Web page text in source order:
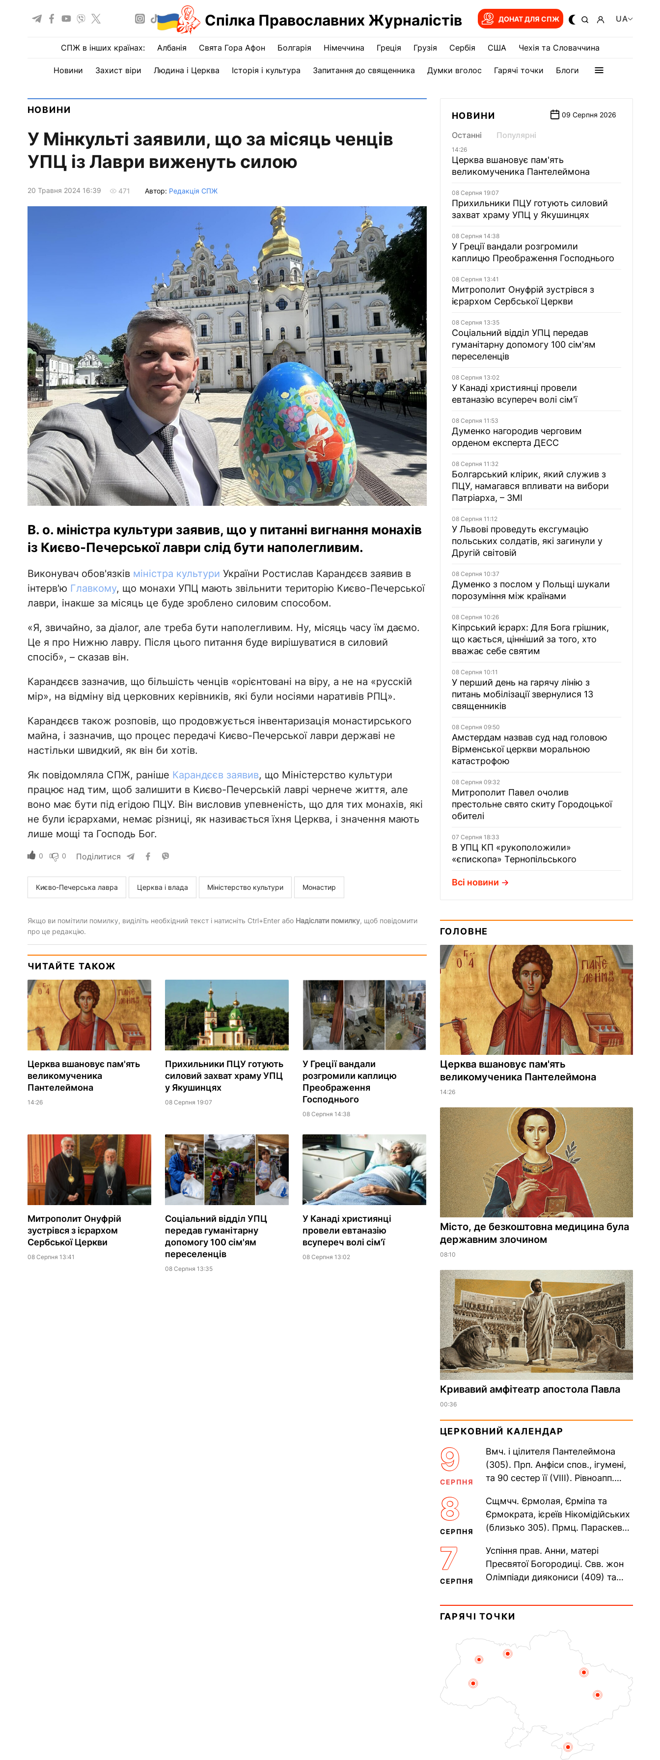
Спілка Православних Журналістів ДОНАТ ДЛЯ СПЖ UA
СПЖ в інших країнах: Албанія Свята Гора Афон Болгарія Німеччина Греція Грузія Сербія США Чехія та Словаччина
Новини Захист віри Людина і Церква Історія і культура Запитання до священника Думки вголос Гарячі точки Блоги
НОВИНИ
У Мінкульті заявили, що за місяць ченців
УПЦ із Лаври виженуть силою
20 Травня 2024 16:39 471 Автор: Редакція СПЖ
В. о. міністра культури заявив, що у питанні вигнання монахів
із Києво-Печерської лаври слід бути наполегливим.
Виконувач обов'язків міністра культури України Ростислав Карандєєв заявив в
інтерв'ю Главкому, що монахи УПЦ мають звільнити територію Києво-Печерської
лаври, інакше за місяць це буде зроблено силовим способом.
«Я, звичайно, за діалог, але треба бути наполегливим. Ну, місяць часу їм даємо.
Це я про Нижню лавру. Після цього питання буде вирішуватися в силовий
спосіб», – сказав він.
Карандєєв зазначив, що більшість ченців «орієнтовані на віру, а не на «русскій
мір», на відміну від церковних керівників, які були носіями наративів РПЦ».
Карандєєв також розповів, що продовжується інвентаризація монастирського
майна, і зазначив, що процес передачі Києво-Печерської лаври державі не
настільки швидкий, як він би хотів.
Як повідомляла СПЖ, раніше Карандєєв заявив, що Міністерство культури
працює над тим, щоб залишити в Києво-Печерській лаврі чернече життя, але
воно має бути під егідою ПЦУ. Він висловив упевненість, що для тих монахів, які
не були ієрархами, немає різниці, як називається їхня Церква, і значення мають
лише мощі та Господь Бог.
0 0 Поділитися
Києво-Печерська лавра Церква і влада Міністерство культури Монастир
Якщо ви помітили помилку, виділіть необхідний текст і натисніть Ctrl+Enter або Надіслати помилку, щоб повідомити
про це редакцію.
ЧИТАЙТЕ ТАКОЖ
Церква вшановує пам'ять
великомученика
Пантелеймона
14:26
Прихильники ПЦУ готують
силовий захват храму УПЦ
у Якушинцях
08 Серпня 19:07
У Греції вандали
розгромили каплицю
Преображення
Господнього
08 Серпня 14:38
Митрополит Онуфрій
зустрівся з ієрархом
Сербської Церкви
08 Серпня 13:41
Соціальний відділ УПЦ
передав гуманітарну
допомогу 100 сім'ям
переселенців
08 Серпня 13:35
У Канаді християнці
провели евтаназію
всупереч волі сім'ї
08 Серпня 13:02
НОВИНИ 09 Серпня 2026
Останні Популярні
14:26
Церква вшановує пам'ять
великомученика Пантелеймона
08 Серпня 19:07
Прихильники ПЦУ готують силовий
захват храму УПЦ у Якушинцях
08 Серпня 14:38
У Греції вандали розгромили
каплицю Преображення Господнього
08 Серпня 13:41
Митрополит Онуфрій зустрівся з
ієрархом Сербської Церкви
08 Серпня 13:35
Соціальний відділ УПЦ передав
гуманітарну допомогу 100 сім'ям
переселенців
08 Серпня 13:02
У Канаді християнці провели
евтаназію всупереч волі сім'ї
08 Серпня 11:53
Думенко нагородив черговим
орденом експерта ДЕСС
08 Серпня 11:32
Болгарський клірик, який служив з
ПЦУ, намагався впливати на вибори
Патріарха, – ЗМІ
08 Серпня 11:12
У Львові проведуть ексгумацію
польських солдатів, які загинули у
Другій світовій
08 Серпня 10:37
Думенко з послом у Польщі шукали
порозуміння між країнами
08 Серпня 10:26
Кіпрський ієрарх: Для Бога грішник,
що кається, цінніший за того, хто
вважає себе святим
08 Серпня 10:11
У перший день на гарячу лінію з
питань мобілізації звернулися 13
священників
08 Серпня 09:50
Амстердам назвав суд над головою
Вірменської церкви моральною
катастрофою
08 Серпня 09:32
Митрополит Павел очолив
престольне свято скиту Городоцької
обителі
07 Серпня 18:33
В УПЦ КП «рукоположили»
«єпископа» Тернопільського
Всі новини
ГОЛОВНЕ
Церква вшановує пам'ять
великомученика Пантелеймона
14:26
Місто, де безкоштовна медицина була
державним злочином
08:10
​Кривавий амфітеатр апостола Павла
00:36
ЦЕРКОВНИЙ КАЛЕНДАР
9
СЕРПНЯ
Вмч. і цілителя Пантелеймона
(305). Прп. Анфіси спов., ігумені,
та 90 сестер її (VIII). Рівноапп.
Наума, Савви,...
8
СЕРПНЯ
Сщмчч. Єрмолая, Єрміпа та
Єрмократа, ієреїв Нікомідійських
(близько 305). Прмц. Параскеви
Печерського, в Ближніх...
7
СЕРПНЯ
Успіння прав. Анни, матері
Пресвятої Богородиці. Свв. жон
Олімпіади диякониси (409) та
Пам’ять V Вселенського...
ГАРЯЧІ ТОЧКИ